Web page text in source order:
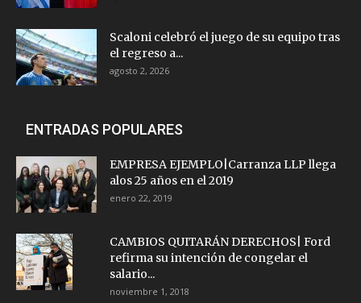
Scaloni celebró el juego de su equipo tras
el regreso a...
agosto 2, 2026
ENTRADAS POPULARES
EMPRESA EJEMPLO|Carranza LLP llega
alos 25 años en el 2019
enero 22, 2019
CAMBIOS QUITARÁN DERECHOS| Ford
refirma su intención de congelar el
salario...
noviembre 1, 2018